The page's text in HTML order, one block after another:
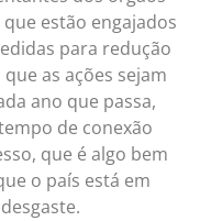
estão engajados
para redução
as ações sejam
ano que passa,
de conexão
que é algo bem
o país está em